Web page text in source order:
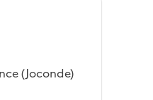
(Joconde)